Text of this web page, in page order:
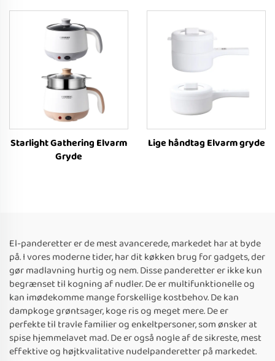
Starlight Gathering Elvarm
Gryde
Lige håndtag Elvarm gryde
El-panderetter er de mest avancerede, markedet har at byde
på. I vores moderne tider, har dit køkken brug for gadgets, der
gør madlavning hurtig og nem. Disse panderetter er ikke kun
begrænset til kogning af nudler. De er multifunktionelle og
kan imødekomme mange forskellige kostbehov. De kan
dampkoge grøntsager, koge ris og meget mere. De er
perfekte til travle familier og enkeltpersoner, som ønsker at
spise hjemmelavet mad. De er også nogle af de sikreste, mest
effektive og højtkvalitative nudelpanderetter på markedet.